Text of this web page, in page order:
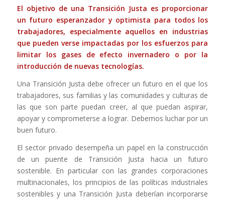
El objetivo de una Transición Justa es proporcionar
un futuro esperanzador y optimista para todos los
trabajadores, especialmente aquellos en industrias
que pueden verse impactadas por los esfuerzos para
limitar los gases de efecto invernadero o por la
introducción de nuevas tecnologías.
Una Transición Justa debe ofrecer un futuro en el que los
trabajadores, sus familias y las comunidades y culturas de
las que son parte puedan creer, al que puedan aspirar,
apoyar y comprometerse a lograr. Debemos luchar por un
buen futuro.
El sector privado desempeña un papel en la construcción
de un puente de Transición Justa hacia un futuro
sostenible. En particular con las grandes corporaciones
multinacionales, los principios de las políticas industriales
sostenibles y una Transición Justa deberían incorporarse